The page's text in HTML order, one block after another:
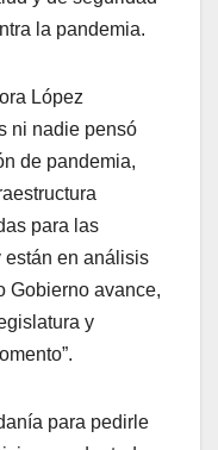
la pandemia.
López
ni nadie pensó
de pandemia,
para las
están en análisis
Gobierno avance,
y
para pedirle